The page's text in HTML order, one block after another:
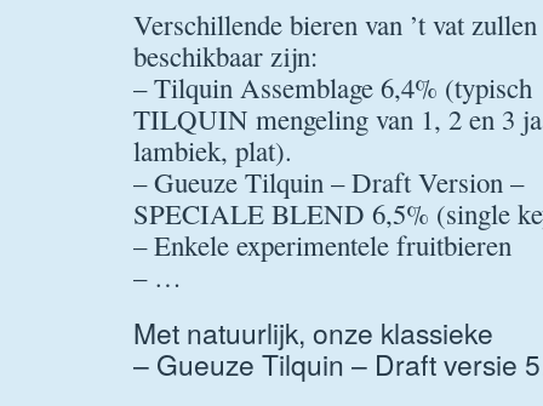
Verschillende bieren van ’t vat
beschikbaar zijn:
– Tilquin Assemblage 6,4% (typisch
TILQUIN mengeling van 1, 2 en 3
lambiek, plat).
– Gueuze Tilquin – Draft Version –
SPECIALE BLEND 6,5% (single
– Enkele experimentele fruitbieren
– …
Met natuurlijk, onze klassieke
– Gueuze Tilquin – Draft versie